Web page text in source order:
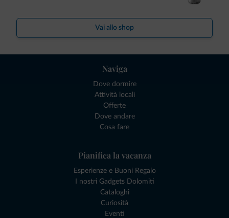
Vai allo shop
Naviga
Dove dormire
Attività locali
Offerte
Dove andare
Cosa fare
Pianifica la vacanza
Esperienze e Buoni Regalo
I nostri Gadgets Dolomiti
Cataloghi
Curiosità
Eventi